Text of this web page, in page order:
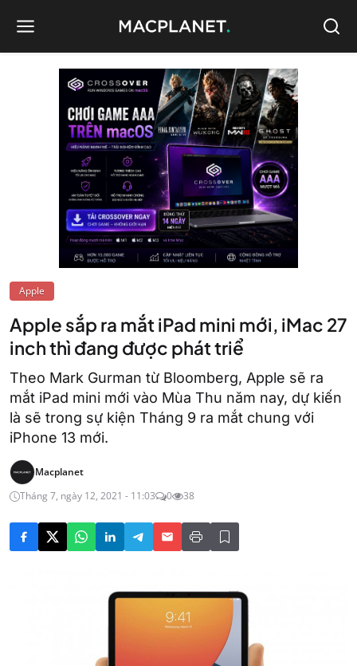
Apple
Apple sắp ra mắt iPad mini mới, iMac 27
inch thì đang được phát triể
Theo Mark Gurman từ Bloomberg, Apple sẽ ra
mắt iPad mini mới vào Mùa Thu năm nay, dự kiến
là sẽ trong sự kiện Tháng 9 ra mắt chung với
iPhone 13 mới.
Macplanet
Tháng 7, ngày 12, 2021 - 11:03
0 38